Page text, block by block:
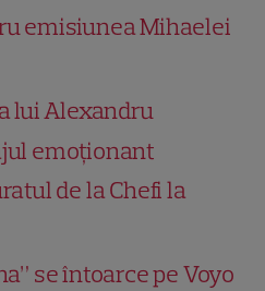
emisiunea Mihaelei
lui Alexandru
emoționant
de la Chefi la
se întoarce pe Voyo